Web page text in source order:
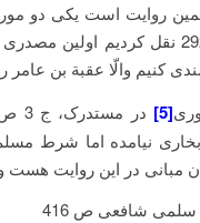
روایت است یکی دو
در معجم ج 2 ص 292 نقل کردیم
کنیم والّا عقبة بن عامر
[5]
نیامده اما شرط
مبانی در این روایت هست و
سلمی شافعی ص 416